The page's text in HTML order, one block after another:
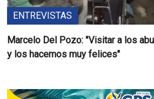
ENTREVISTAS
Marcelo Del Pozo: "Visitar a los
y los hacemos muy felices"